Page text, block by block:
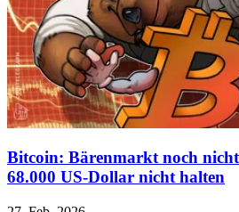
Bitcoin: Bärenmarkt noch
68.000 US-Dollar nicht halten